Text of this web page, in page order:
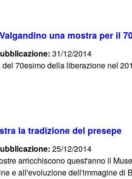
una mostra per il
31/12/2014
del 70esimo della liberazione nel
la tradizione del presepe
25/12/2014
arricchiscono quest'anno il
e all'evoluzione dell'immagine di